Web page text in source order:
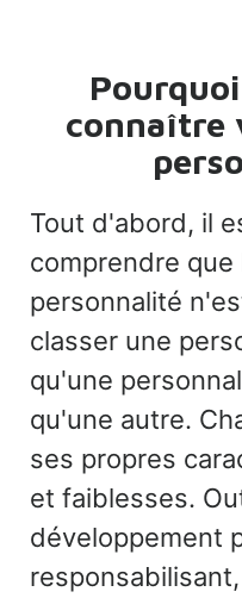
connaître
Tout d'abord, il
comprendre que
personnalité
classer une
qu'une
qu'une autre.
ses propres
et faiblesses.
développement